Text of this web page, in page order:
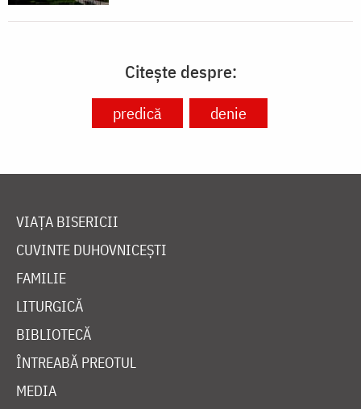
Citește despre:
predică denie
VIAȚA BISERICII
CUVINTE DUHOVNICEȘTI
FAMILIE
LITURGICĂ
BIBLIOTECĂ
ÎNTREABĂ PREOTUL
MEDIA